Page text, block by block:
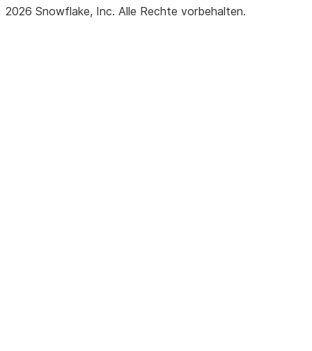
2026 Snowflake, Inc. Alle Rechte vorbehalten.